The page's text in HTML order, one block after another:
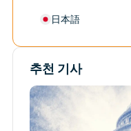
日本語
추천 기사